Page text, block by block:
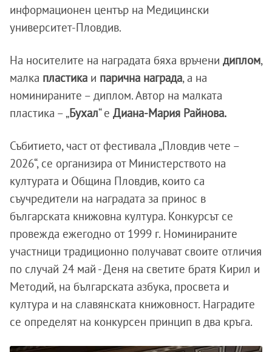
информационен център на Медицински
университет-Пловдив.
На носителите на наградата бяха връчени диплом,
малка пластика и парична награда, а на
номинираните – диплом. Автор на малката
пластика – „Бухал“ е Диана-Мария Райнова.
Събитието, част от фестивала „Пловдив чете –
2026“, се организира от Министерството на
културата и Община Пловдив, които са
съучредители на наградата за принос в
българската книжовна култура. Конкурсът се
провежда ежегодно от 1999 г. Номинираните
участници традиционно получават своите отличия
по случай 24 май - Деня на светите братя Кирил и
Методий, на българската азбука, просвета и
култура и на славянската книжовност. Наградите
се определят на конкурсен принцип в два кръга.